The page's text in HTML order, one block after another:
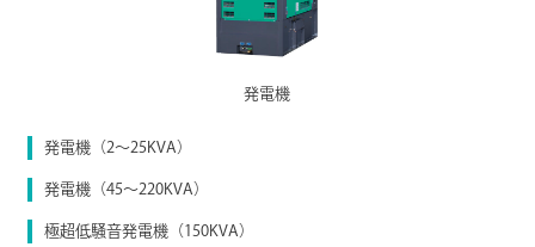
発電機
発電機（2〜25KVA）
発電機（45〜220KVA）
極超低騒音発電機（150KVA）